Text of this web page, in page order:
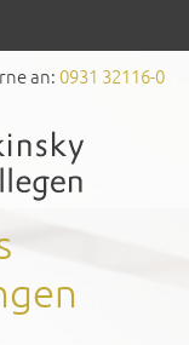
an: 0931 32116-0